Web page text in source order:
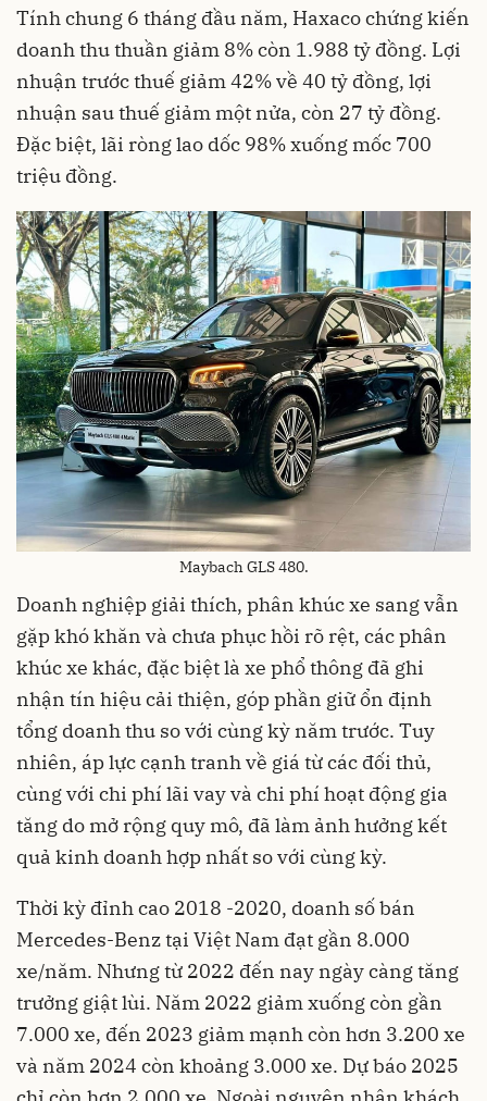
Tính chung 6 tháng đầu năm, Haxaco chứng kiến
doanh thu thuần giảm 8% còn 1.988 tỷ đồng. Lợi
nhuận trước thuế giảm 42% về 40 tỷ đồng, lợi
nhuận sau thuế giảm một nửa, còn 27 tỷ đồng.
Đặc biệt, lãi ròng lao dốc 98% xuống mốc 700
triệu đồng.
Maybach GLS 480.
Doanh nghiệp giải thích, phân khúc xe sang vẫn
gặp khó khăn và chưa phục hồi rõ rệt, các phân
khúc xe khác, đặc biệt là xe phổ thông đã ghi
nhận tín hiệu cải thiện, góp phần giữ ổn định
tổng doanh thu so với cùng kỳ năm trước. Tuy
nhiên, áp lực cạnh tranh về giá từ các đối thủ,
cùng với chi phí lãi vay và chi phí hoạt động gia
tăng do mở rộng quy mô, đã làm ảnh hưởng kết
quả kinh doanh hợp nhất so với cùng kỳ.
Thời kỳ đỉnh cao 2018 -2020, doanh số bán
Mercedes-Benz tại Việt Nam đạt gần 8.000
xe/năm. Nhưng từ 2022 đến nay ngày càng tăng
trưởng giật lùi. Năm 2022 giảm xuống còn gần
7.000 xe, đến 2023 giảm mạnh còn hơn 3.200 xe
và năm 2024 còn khoảng 3.000 xe. Dự báo 2025